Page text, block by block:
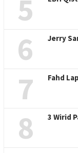
5
6 Jerry
7 Fahd
8 3 Wirid